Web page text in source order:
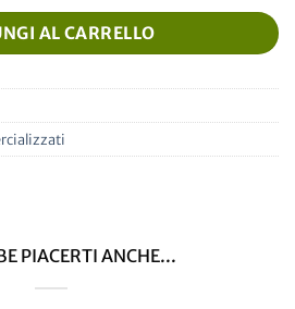
AL CARRELLO
PIACERTI ANCHE...